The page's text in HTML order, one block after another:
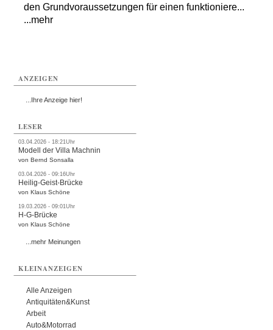
den Grundvoraussetzungen für einen funktioniere...
...mehr
ANZEIGEN
...Ihre Anzeige hier!
LESER
03.04.2026 - 18:21Uhr
Modell der Villa Machnin
von Bernd Sonsalla
03.04.2026 - 09:16Uhr
Heilig-Geist-Brücke
von Klaus Schöne
19.03.2026 - 09:01Uhr
H-G-Brücke
von Klaus Schöne
...mehr Meinungen
KLEINANZEIGEN
Alle Anzeigen
Antiquitäten&Kunst
Arbeit
Auto&Motorrad